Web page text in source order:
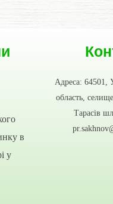
в
у
Адреса: 64501,
область,
Тарасів